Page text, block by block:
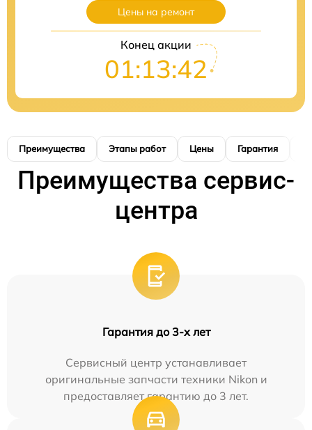
Цены на ремонт
Конец акции
01:13:40
Преимущества Этапы работ Цены Гарантия
Преимущества сервис-
центра
Гарантия до 3-х лет
Сервисный центр устанавливает
оригинальные запчасти техники Nikon и
предоставляет гарантию до 3 лет.